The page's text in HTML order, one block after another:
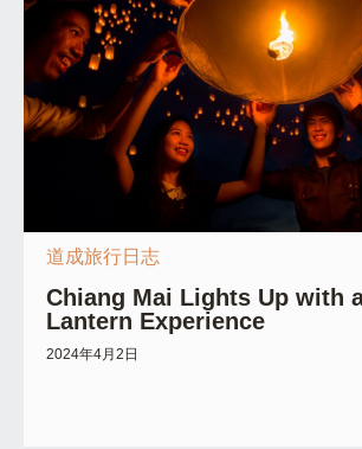
道成旅行日志
Chiang Mai Lights Up with
Lantern Experience
2024年4月2日